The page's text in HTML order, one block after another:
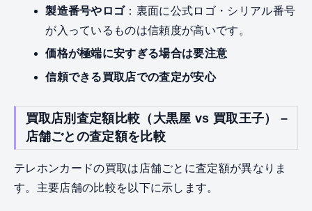
製造番号やロゴ：裏面に公式ロゴ・シリアル番号
が入っているものは信頼度が高いです。
価格が極端に安すぎる場合は要注意
信頼できる買取店での査定が安心
買取店別査定額比較（大黒屋 vs 買取王子） –
店舗ごとの査定額を比較
テレホンカードの買取は店舗ごとに査定額が異なりま
す。主要店舗の比較を以下に示します。